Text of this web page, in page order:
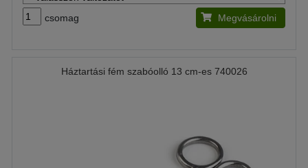
csomag Megvásárolni
Háztartási fém szabóolló 13 cm-es 740026